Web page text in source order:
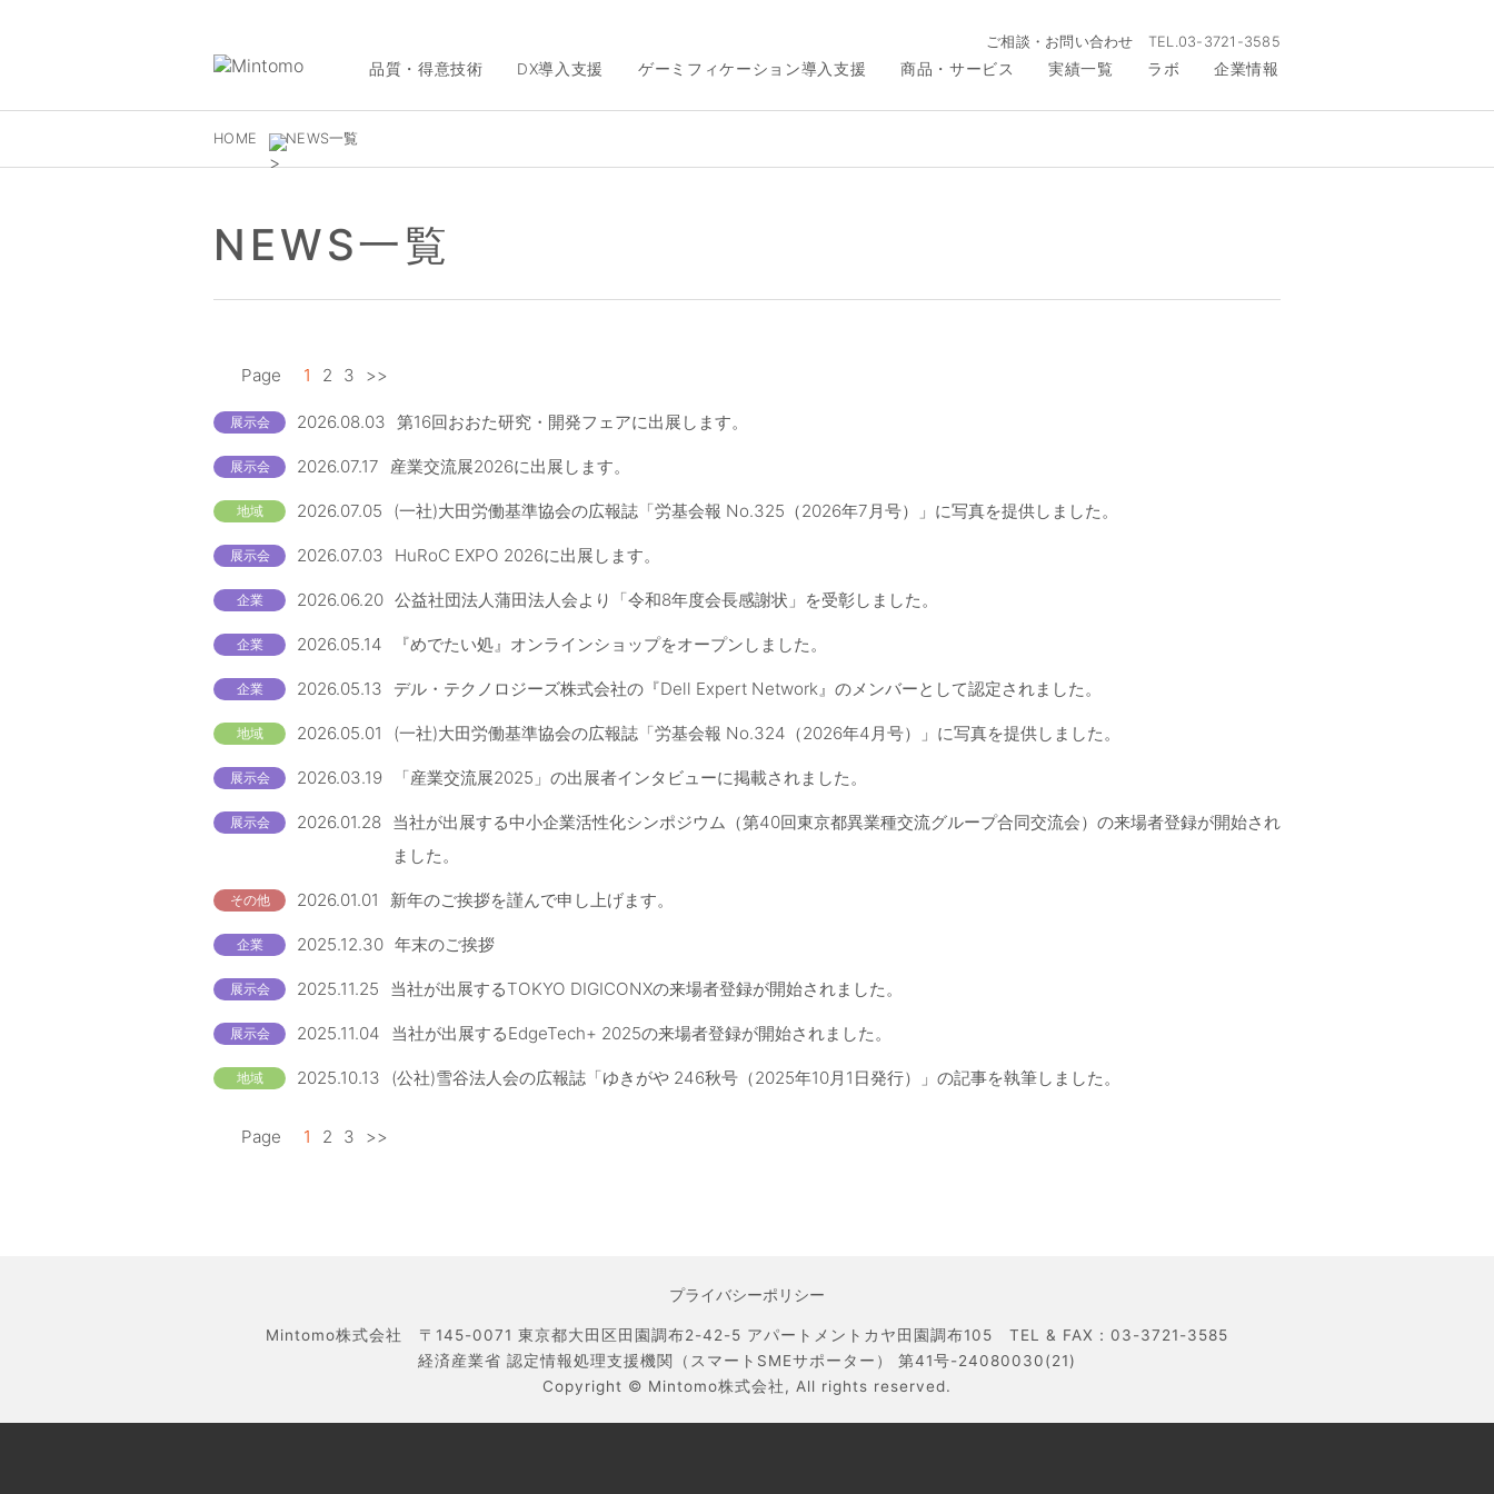
ご相談・お問い合わせ TEL.03-3721-3585
品質・得意技術 DX導入支援 ゲーミフィケーション導入支援 商品・サービス 実績一覧 ラボ 企業情報
HOME NEWS一覧
NEWS一覧
Page 1 2 3 >>
展示会 2026.08.03 第16回おおた研究・開発フェアに出展します。
展示会 2026.07.17 産業交流展2026に出展します。
地域 2026.07.05 (一社)大田労働基準協会の広報誌「労基会報 No.325（2026年7月号）」に写真を提供しました。
展示会 2026.07.03 HuRoC EXPO 2026に出展します。
企業 2026.06.20 公益社団法人蒲田法人会より「令和8年度会長感謝状」を受彰しました。
企業 2026.05.14 『めでたい処』オンラインショップをオープンしました。
企業 2026.05.13 デル・テクノロジーズ株式会社の『Dell Expert Network』のメンバーとして認定されました。
地域 2026.05.01 (一社)大田労働基準協会の広報誌「労基会報 No.324（2026年4月号）」に写真を提供しました。
展示会 2026.03.19 「産業交流展2025」の出展者インタビューに掲載されました。
展示会 2026.01.28 当社が出展する中小企業活性化シンポジウム（第40回東京都異業種交流グループ合同交流会）の来場者登録が開始され
ました。
その他 2026.01.01 新年のご挨拶を謹んで申し上げます。
企業 2025.12.30 年末のご挨拶
展示会 2025.11.25 当社が出展するTOKYO DIGICONXの来場者登録が開始されました。
展示会 2025.11.04 当社が出展するEdgeTech+ 2025の来場者登録が開始されました。
地域 2025.10.13 (公社)雪谷法人会の広報誌「ゆきがや 246秋号（2025年10月1日発行）」の記事を執筆しました。
Page 1 2 3 >>
プライバシーポリシー
Mintomo株式会社 〒145-0071 東京都大田区田園調布2-42-5 アパートメントカヤ田園調布105 TEL & FAX：03-3721-3585
経済産業省 認定情報処理支援機関（スマートSMEサポーター） 第41号-24080030(21)
Copyright © Mintomo株式会社, All rights reserved.